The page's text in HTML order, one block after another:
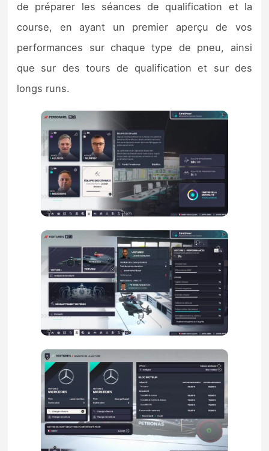
de préparer les séances de qualification et la
course, en ayant un premier aperçu de vos
performances sur chaque type de pneu, ainsi
que sur des tours de qualification et sur des
longs runs.